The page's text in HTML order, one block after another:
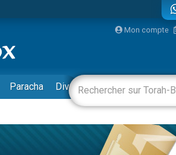
Mon compte
Paracha Divertissements Livres